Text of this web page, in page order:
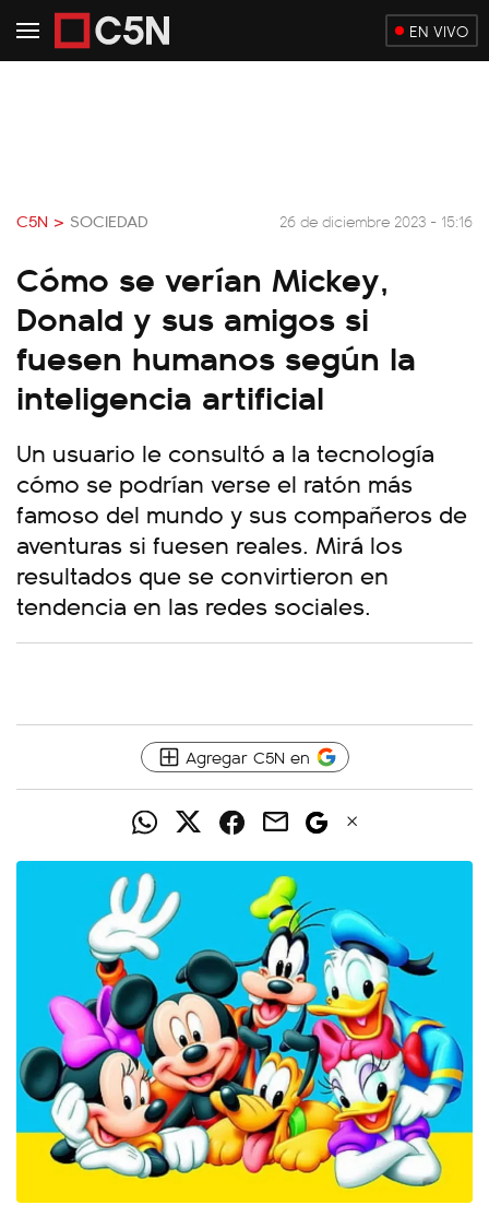
EN VIVO
C5N > SOCIEDAD 26 de diciembre 2023 - 15:16
Cómo se verían Mickey,
Donald y sus amigos si
fuesen humanos según la
inteligencia artificial
Un usuario le consultó a la tecnología
cómo se podrían verse el ratón más
famoso del mundo y sus compañeros de
aventuras si fuesen reales. Mirá los
resultados que se convirtieron en
tendencia en las redes sociales.
Agregar C5N en